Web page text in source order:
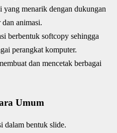
yang menarik dengan dukungan
animasi.
berbentuk softcopy sehingga
perangkat komputer.
dan mencetak berbagai
Umum
dalam bentuk slide.